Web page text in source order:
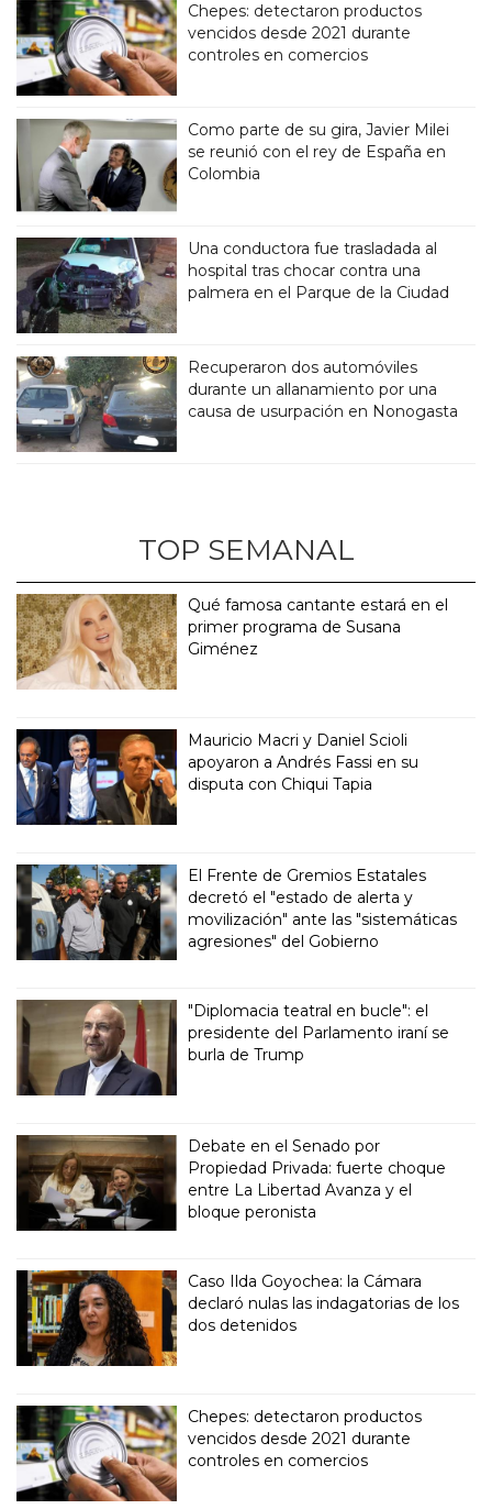
Chepes: detectaron productos
vencidos desde 2021 durante
controles en comercios
Como parte de su gira, Javier Milei
se reunió con el rey de España en
Colombia
Una conductora fue trasladada al
hospital tras chocar contra una
palmera en el Parque de la Ciudad
Recuperaron dos automóviles
durante un allanamiento por una
causa de usurpación en Nonogasta
TOP SEMANAL
Qué famosa cantante estará en el
primer programa de Susana
Giménez
Mauricio Macri y Daniel Scioli
apoyaron a Andrés Fassi en su
disputa con Chiqui Tapia
El Frente de Gremios Estatales
decretó el "estado de alerta y
movilización" ante las "sistemáticas
agresiones" del Gobierno
"Diplomacia teatral en bucle": el
presidente del Parlamento iraní se
burla de Trump
Debate en el Senado por
Propiedad Privada: fuerte choque
entre La Libertad Avanza y el
bloque peronista
Caso Ilda Goyochea: la Cámara
declaró nulas las indagatorias de los
dos detenidos
Chepes: detectaron productos
vencidos desde 2021 durante
controles en comercios